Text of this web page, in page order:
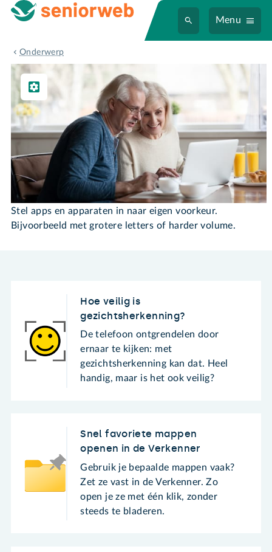
Menu
Onderwerp
Instellen & Gebruiken
Instellen & Gebruiken
Stel apps en apparaten in naar eigen voorkeur.
Bijvoorbeeld met grotere letters of harder volume.
Hoe veilig is
gezichtsherkenning?
De telefoon ontgrendelen door
ernaar te kijken: met
gezichtsherkenning kan dat. Heel
handig, maar is het ook veilig?
Snel favoriete mappen
openen in de Verkenner
Gebruik je bepaalde mappen vaak?
Zet ze vast in de Verkenner. Zo
open je ze met één klik, zonder
steeds te bladeren.